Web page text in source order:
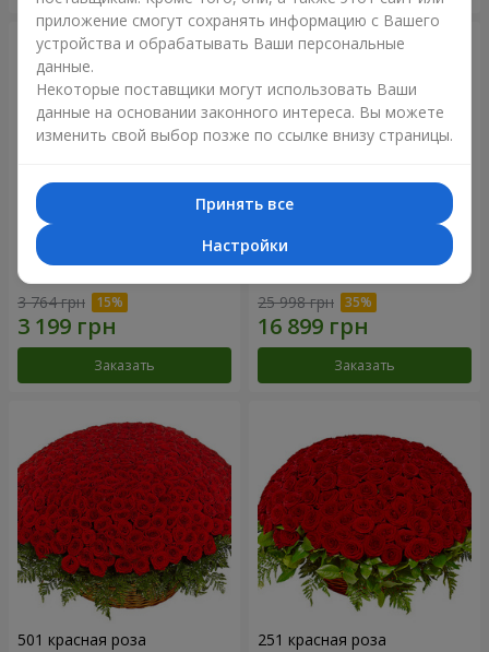
Корзина альстромерий
"Акварель"
3 764 грн
Заказать
301 красная роза
25 998 грн
Заказать
501 красная роза 251 красная роза
приложение смогут сохранять информацию с Вашего
устройства и обрабатывать Ваши персональные
данные.
Некоторые поставщики могут использовать Ваши
данные на основании законного интереса. Вы можете
изменить свой выбор позже по ссылке внизу страницы.
Принять все
Настройки